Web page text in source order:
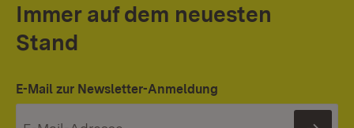
Immer auf dem neuesten
Stand
E-Mail zur Newsletter-Anmeldung